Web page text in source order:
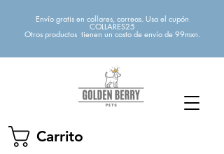
Carrito
Envío gratis en collares, correas. Usa el cupón
COLLARES25
Otros productos tienen un costo de envío de 99mxn.